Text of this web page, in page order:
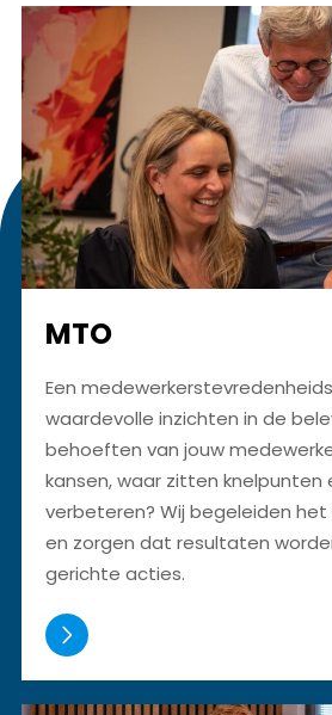
MTO
Een
waardevolle inzichten in de
behoeften van jouw
kansen, waar zitten knelpunten
verbeteren? Wij begeleiden
en zorgen dat resultaten
gerichte acties.